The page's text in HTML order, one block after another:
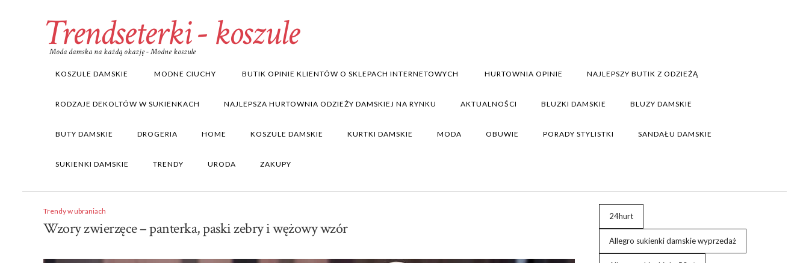
Trendseterki - koszule
Moda damska na każdą okazję - Modne koszule
KOSZULE DAMSKIE MODNE CIUCHY BUTIK OPINIE KLIENTÓW O SKLEPACH INTERNETOWYCH HURTOWNIA OPINIE NAJLEPSZY BUTIK Z ODZIEŻĄ
RODZAJE DEKOLTÓW W SUKIENKACH NAJLEPSZA HURTOWNIA ODZIEŻY DAMSKIEJ NA RYNKU AKTUALNOŚCI BLUZKI DAMSKIE BLUZY DAMSKIE
BUTY DAMSKIE DROGERIA HOME KOSZULE DAMSKIE KURTKI DAMSKIE MODA OBUWIE PORADY STYLISTKI SANDAŁU DAMSKIE
SUKIENKI DAMSKIE TRENDY URODA ZAKUPY
Trendy w ubraniach
Wzory zwierzęce – panterka, paski zebry i wężowy wzór
24hurt
Allegro sukienki damskie wyprzedaż